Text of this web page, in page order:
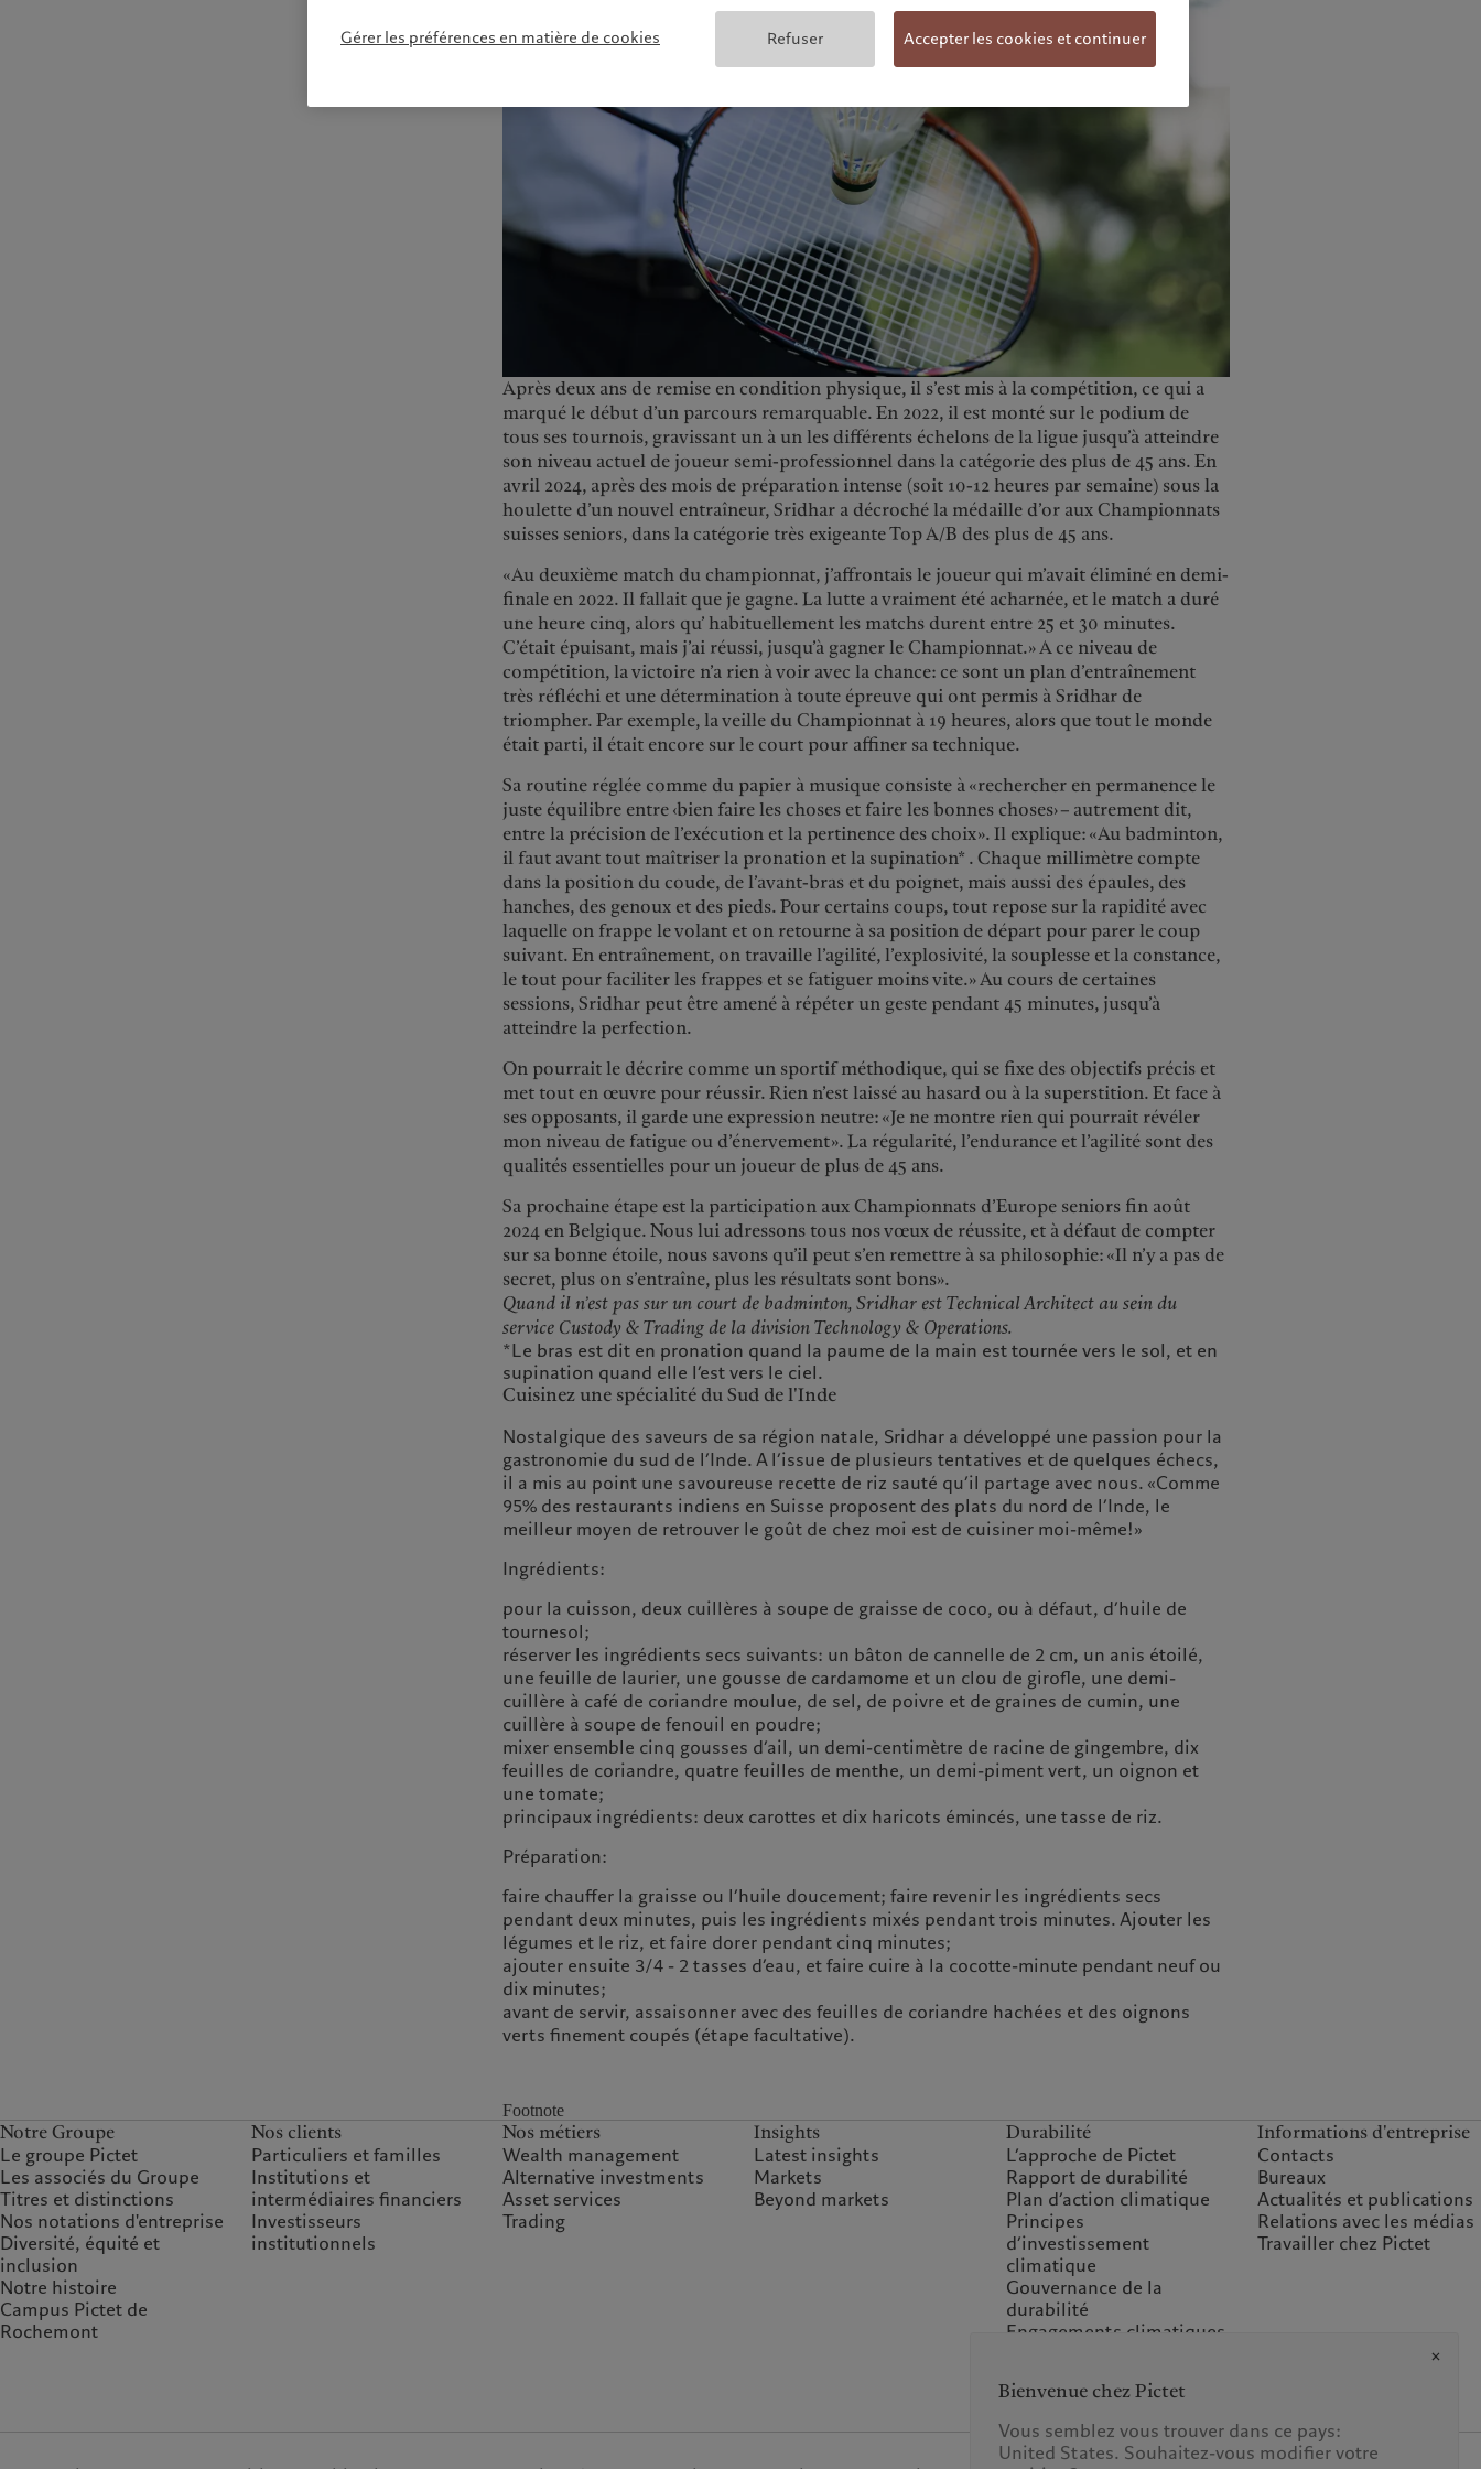
Après deux ans de remise en condition physique, il s’est mis à la compétition, ce qui a
marqué le début d’un parcours remarquable. En 2022, il est monté sur le podium de
tous ses tournois, gravissant un à un les différents échelons de la ligue jusqu’à atteindre
son niveau actuel de joueur semi-professionnel dans la catégorie des plus de 45 ans. En
avril 2024, après des mois de préparation intense (soit 10-12 heures par semaine) sous la
houlette d’un nouvel entraîneur, Sridhar a décroché la médaille d’or aux Championnats
suisses seniors, dans la catégorie très exigeante Top A/B des plus de 45 ans.
«Au deuxième match du championnat, j’affrontais le joueur qui m’avait éliminé en demi-
finale en 2022. Il fallait que je gagne. La lutte a vraiment été acharnée, et le match a duré
une heure cinq, alors qu’ habituellement les matchs durent entre 25 et 30 minutes.
C’était épuisant, mais j’ai réussi, jusqu’à gagner le Championnat.» A ce niveau de
compétition, la victoire n’a rien à voir avec la chance: ce sont un plan d’entraînement
très réfléchi et une détermination à toute épreuve qui ont permis à Sridhar de
triompher. Par exemple, la veille du Championnat à 19 heures, alors que tout le monde
était parti, il était encore sur le court pour affiner sa technique.
Sa routine réglée comme du papier à musique consiste à «rechercher en permanence le
juste équilibre entre ‹bien faire les choses et faire les bonnes choses› – autrement dit,
entre la précision de l’exécution et la pertinence des choix». Il explique: «Au badminton,
il faut avant tout maîtriser la pronation et la supination* . Chaque millimètre compte
dans la position du coude, de l’avant-bras et du poignet, mais aussi des épaules, des
hanches, des genoux et des pieds. Pour certains coups, tout repose sur la rapidité avec
laquelle on frappe le volant et on retourne à sa position de départ pour parer le coup
suivant. En entraînement, on travaille l’agilité, l’explosivité, la souplesse et la constance,
le tout pour faciliter les frappes et se fatiguer moins vite.» Au cours de certaines
sessions, Sridhar peut être amené à répéter un geste pendant 45 minutes, jusqu’à
atteindre la perfection.
On pourrait le décrire comme un sportif méthodique, qui se fixe des objectifs précis et
met tout en œuvre pour réussir. Rien n’est laissé au hasard ou à la superstition. Et face à
ses opposants, il garde une expression neutre: «Je ne montre rien qui pourrait révéler
mon niveau de fatigue ou d’énervement». La régularité, l’endurance et l’agilité sont des
qualités essentielles pour un joueur de plus de 45 ans.
Sa prochaine étape est la participation aux Championnats d’Europe seniors fin août
2024 en Belgique. Nous lui adressons tous nos vœux de réussite, et à défaut de compter
sur sa bonne étoile, nous savons qu’il peut s’en remettre à sa philosophie: «Il n’y a pas de
secret, plus on s’entraîne, plus les résultats sont bons».
Quand il n’est pas sur un court de badminton, Sridhar est Technical Architect au sein du
service Custody & Trading de la division Technology & Operations.
*Le bras est dit en pronation quand la paume de la main est tournée vers le sol, et en
supination quand elle l’est vers le ciel.
Cuisinez une spécialité du Sud de l'Inde
Nostalgique des saveurs de sa région natale, Sridhar a développé une passion pour la
gastronomie du sud de l’Inde. A l’issue de plusieurs tentatives et de quelques échecs,
il a mis au point une savoureuse recette de riz sauté qu’il partage avec nous. «Comme
95% des restaurants indiens en Suisse proposent des plats du nord de l’Inde, le
meilleur moyen de retrouver le goût de chez moi est de cuisiner moi-même!»
Ingrédients:
pour la cuisson, deux cuillères à soupe de graisse de coco, ou à défaut, d’huile de
tournesol;
réserver les ingrédients secs suivants: un bâton de cannelle de 2 cm, un anis étoilé,
une feuille de laurier, une gousse de cardamome et un clou de girofle, une demi-
cuillère à café de coriandre moulue, de sel, de poivre et de graines de cumin, une
cuillère à soupe de fenouil en poudre;
mixer ensemble cinq gousses d’ail, un demi-centimètre de racine de gingembre, dix
feuilles de coriandre, quatre feuilles de menthe, un demi-piment vert, un oignon et
une tomate;
principaux ingrédients: deux carottes et dix haricots émincés, une tasse de riz.
Préparation:
faire chauffer la graisse ou l’huile doucement; faire revenir les ingrédients secs
pendant deux minutes, puis les ingrédients mixés pendant trois minutes. Ajouter les
légumes et le riz, et faire dorer pendant cinq minutes;
ajouter ensuite 3/4 - 2 tasses d’eau, et faire cuire à la cocotte-minute pendant neuf ou
dix minutes;
avant de servir, assaisonner avec des feuilles de coriandre hachées et des oignons
verts finement coupés (étape facultative).
Footnote
Notre Groupe
Le groupe Pictet
Les associés du Groupe
Titres et distinctions
Nos notations d'entreprise
Diversité, équité et
inclusion
Notre histoire
Campus Pictet de
Rochemont
Nos clients
Particuliers et familles
Institutions et
intermédiaires financiers
Investisseurs
institutionnels
Nos métiers
Wealth management
Alternative investments
Asset services
Trading
Insights
Latest insights
Markets
Beyond markets
Durabilité
L’approche de Pictet
Rapport de durabilité
Plan d’action climatique
Principes
d’investissement
climatique
Gouvernance de la
durabilité
Engagements climatiques
Fondation du Groupe
Prix Pictet
Informations d'entreprise
Contacts
Bureaux
Actualités et publications
Relations avec les médias
Travailler chez Pictet
Bienvenue chez Pictet
Vous semblez vous trouver dans ce pays:
United States. Souhaitez-vous modifier votre
Gérer les préférences en matière de cookies Refuser Accepter les cookies et continuer